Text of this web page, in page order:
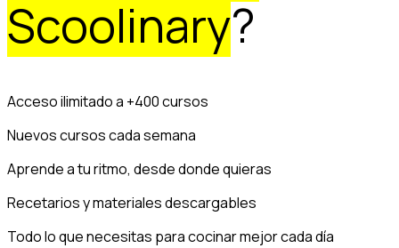
Scoolinary?
Acceso ilimitado a +400 cursos
Nuevos cursos cada semana
Aprende a tu ritmo, desde donde quieras
Recetarios y materiales descargables
Todo lo que necesitas para cocinar mejor cada día